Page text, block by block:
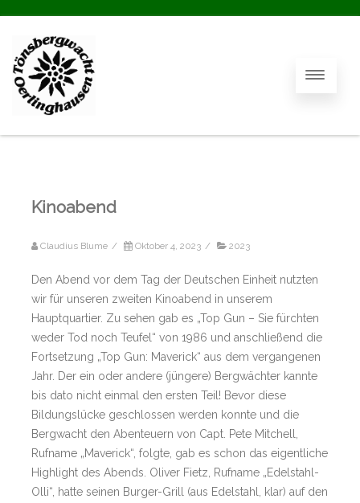
Kinoabend
Claudius Blume / Oktober 4, 2023 / 2023
Den Abend vor dem Tag der Deutschen Einheit nutzten
wir für unseren zweiten Kinoabend in unserem
Hauptquartier. Zu sehen gab es „Top Gun – Sie fürchten
weder Tod noch Teufel“ von 1986 und anschließend die
Fortsetzung „Top Gun: Maverick“ aus dem vergangenen
Jahr. Der ein oder andere (jüngere) Bergwächter kannte
bis dato nicht einmal den ersten Teil! Bevor diese
Bildungslücke geschlossen werden konnte und die
Bergwacht den Abenteuern von Capt. Pete Mitchell,
Rufname „Maverick“, folgte, gab es schon das eigentliche
Highlight des Abends. Oliver Fietz, Rufname „Edelstahl-
Olli“, hatte seinen Burger-Grill (aus Edelstahl, klar) auf den